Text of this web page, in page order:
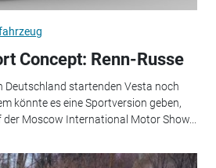
Concept: Renn-Russe
Deutschland startenden Vesta noch
könnte es eine Sportversion geben,
Moscow International Motor Show...